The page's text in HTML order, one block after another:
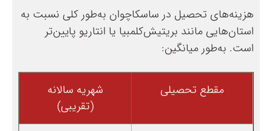
هزینه‌های تحصیل در ساسکاچوان به‌طور کلی نسبت به
استان‌هایی مانند بریتیش‌کلمبیا یا انتاریو پایین‌تر
است. به‌طور میانگین:
مقطع تحصیلی
شهریه سالانه
(تقریبی)